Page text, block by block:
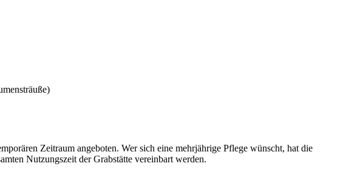
Zeitraum angeboten. Wer sich eine mehrjährige Pflege wünscht, hat die
Nutzungszeit der Grabstätte vereinbart werden.